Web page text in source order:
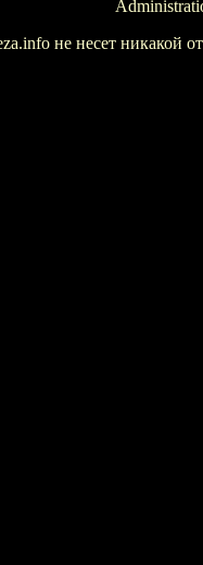
не несет никакой